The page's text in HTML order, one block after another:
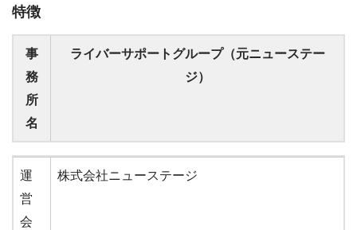
特徴
事
務
所
名
ライバーサポートグループ（元ニューステー
ジ）
事
務
所
ライバーサポートグループ（元ニューステー
運
営
会
株式会社ニューステージ